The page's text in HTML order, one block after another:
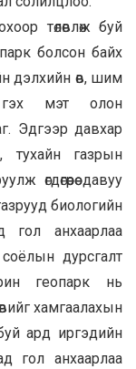
төлөвлөж буй
болсон байх
дэлхийн өв, шим
гэх мэт олон
Эдгээр давхар
тухайн газрын
өгдөгөөрөө давуу
биологийн
гол анхаарлаа
соёлын дурсгалт
геопарк нь
хамгаалахын
ард иргэдийн
гол анхаарлаа